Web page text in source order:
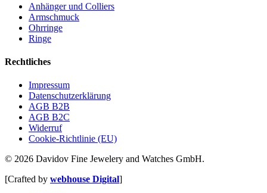
Anhänger und Colliers
Armschmuck
Ohrringe
Ringe
Rechtliches
Impressum
Datenschutzerklärung
AGB B2B
AGB B2C
Widerruf
Cookie-Richtlinie (EU)
© 2026 Davidov Fine Jewelery and Watches GmbH.
[Crafted by webhouse Digital]